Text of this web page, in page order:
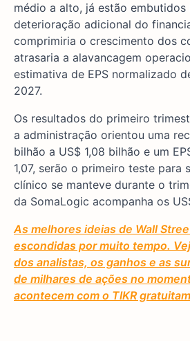
médio a alto, já estão embutidos
deterioração adicional do
comprimiria o crescimento dos
atrasaria a alavancagem
estimativa de EPS normalizado
2027.
Os resultados do primeiro
a administração orientou uma
bilhão a US$ 1,08 bilhão e um
1,07, serão o primeiro teste para
clínico se manteve durante o
da SomaLogic acompanha os
As melhores ideias de Wall
escondidas por muito tempo.
dos analistas, os ganhos e as
de milhares de ações no
acontecem com o TIKR